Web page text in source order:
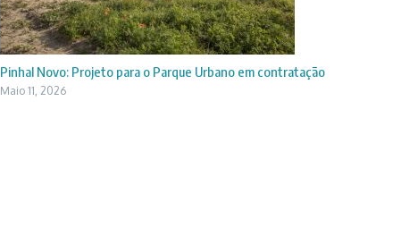
Pinhal Novo: Projeto para o Parque Urbano em contratação
Maio 11, 2026